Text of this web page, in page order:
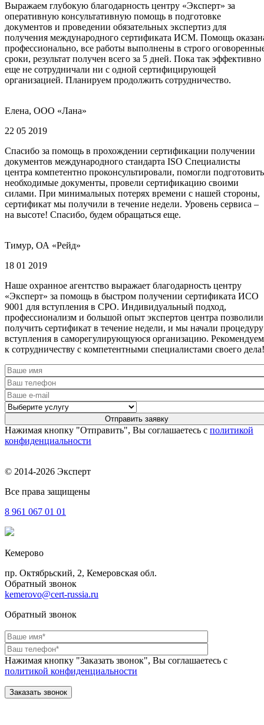
Выражаем глубокую благодарность центру «Эксперт» за
оперативную консультативную помощь в подготовке
документов и проведении обязательных экспертиз для
получения международного сертификата ИСМ. Помощь
профессионально, все работы выполнены в строго
сроки, результат получен всего за 5 дней. Пока так эффективно
еще не сотрудничали ни с одной сертифицирующей
организацией. Планируем продолжить сотрудничество.
Елена, ООО «Лана»
22 05 2019
Спасибо за помощь в прохождении сертификации получении
документов международного стандарта ISO Специалисты
центра компетентно проконсультировали, помогли подготовить
необходимые документы, провели сертификацию своими
силами. При минимальных потерях времени с нашей стороны,
сертификат мы получили в течение недели. Уровень сервиса –
на высоте! Спасибо, будем обращаться еще.
Тимур, ОА «Рейд»
18 01 2019
Наше охранное агентство выражает благодарность центру
«Эксперт» за помощь в быстром получении сертификата ИСО
9001 для вступления в СРО. Индивидуальный подход,
профессионализм и большой опыт экспертов центра позволили
получить сертификат в течение недели, и мы начали процедуру
вступления в саморегулирующуюся организацию. Рекомендуем
к сотрудничеству с компетентными специалистами своего дела!
Нажимая кнопку "Отправить", Вы соглашаетесь с политикой
конфиденциальности
© 2014-2026 Эксперт
Все права защищены
8 961 067 01 01
Кемерово
пр. Октябрьский, 2, Кемеровская обл.
Обратный звонок
kemerovo@cert-russia.ru
Обратный звонок
Нажимая кнопку "Заказать звонок", Вы соглашаетесь с
политикой конфиденциальности